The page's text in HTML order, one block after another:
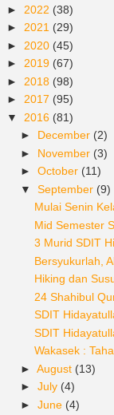
► 2022 (38)
► 2021 (29)
► 2020 (45)
► 2019 (67)
► 2018 (98)
► 2017 (95)
▼ 2016 (81)
► December (2)
► November (3)
► October (11)
▼ September (9)
Mulai Senin
Mid Semester
3 Murid SDIT
Bersyukurlah,
Hiking dan
24 Shahibul
SDIT
SDIT
Wakasek :
► August (13)
► July (4)
► June (4)